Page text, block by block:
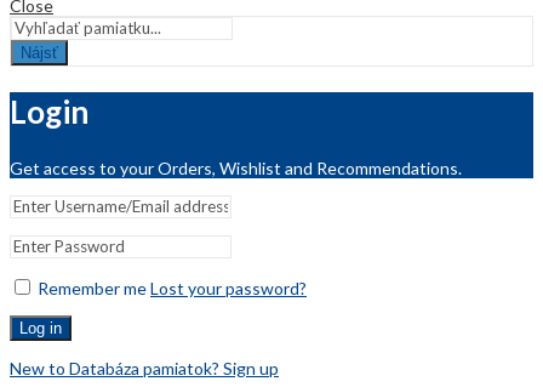
Close
Nájsť
Login
Get access to your Orders, Wishlist and Recommendations.
Remember meLost your password?
Log in
New to Databáza pamiatok? Sign up